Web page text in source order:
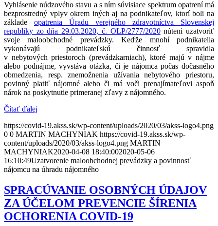
Vyhlásenie núdzového stavu a s ním súvisiace spektrum opatrení má
bezprostredný vplyv okrem iných aj na podnikateľov, ktorí boli na
základe opatrenia Úradu verejného zdravotníctva Slovenskej
republiky zo dňa 29.03.2020, č. OLP/2777/2020nútení uzatvoriť
svoje maloobchodné prevádzky. Keďže mnohí podnikatelia
vykonávajú podnikateľskú činnosť spravidla
v nebytových priestoroch (prevádzkarniach), ktoré majú v nájme
alebo podnájme, vyvstáva otázka, či je nájomca počas dočasného
obmedzenia, resp. znemožnenia užívania nebytového priestoru,
povinný platiť nájomné alebo či má voči prenajímateľovi aspoň
nárok na poskytnutie primeranej zľavy z nájomného.
Čítať ďalej
https://covid-19.akss.sk/wp-content/uploads/2020/03/akss-logo4.png
0 0 MARTIN MACHYNIAK https://covid-19.akss.sk/wp-
content/uploads/2020/03/akss-logo4.png MARTIN
MACHYNIAK2020-04-08 18:40:002020-05-06
16:10:49Uzatvorenie maloobchodnej prevádzky a povinnosť
nájomcu na úhradu nájomného
SPRACÚVANIE OSOBNÝCH ÚDAJOV
ZA ÚČELOM PREVENCIE ŠÍRENIA
OCHORENIA COVID-19